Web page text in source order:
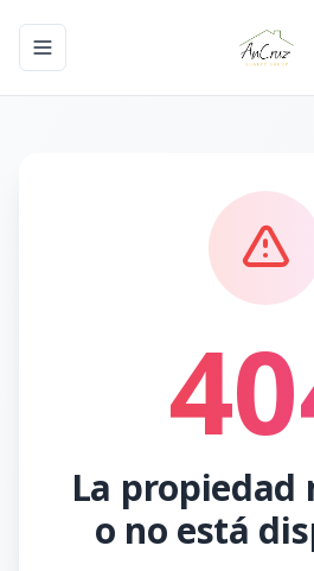
Toggle navigation menu
La propiedad
o no está